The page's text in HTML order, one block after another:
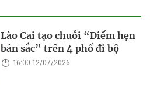
Lào Cai tạo chuỗi “Điểm hẹn
bản sắc” trên 4 phố đi bộ
16:00 12/07/2026